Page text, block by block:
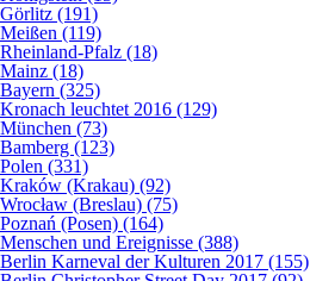
Görlitz (191)
Meißen (119)
Rheinland-Pfalz (18)
Mainz (18)
Bayern (325)
Kronach leuchtet 2016 (129)
München (73)
Bamberg (123)
Polen (331)
Kraków (Krakau) (92)
Wrocław (Breslau) (75)
Poznań (Posen) (164)
Menschen und Ereignisse (388)
Berlin Karneval der Kulturen 2017 (155)